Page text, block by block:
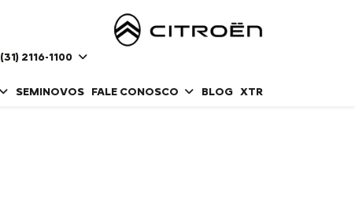
(31) 2116-1100
SEMINOVOS FALE CONOSCO BLOG XTR